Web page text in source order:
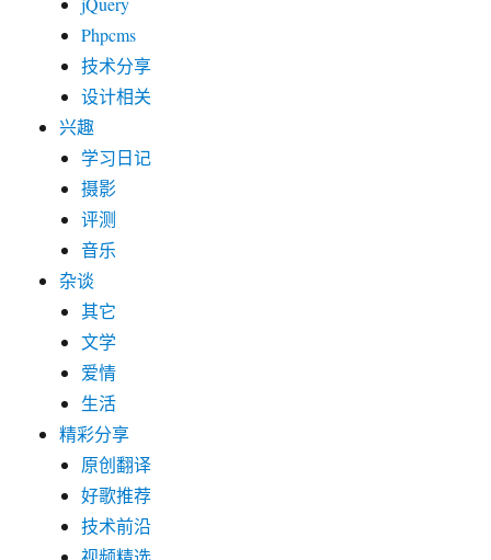
摄影
评测
音乐
杂谈
其它
文学
爱情
生活
精彩分享
原创翻译
好歌推荐
技术前沿
视频精选
转载收藏
阅文有感